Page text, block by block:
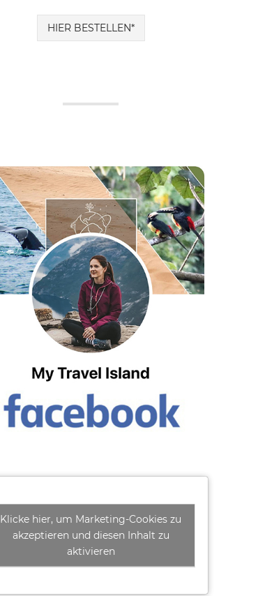
HIER BESTELLEN*
Klicke hier, um Marketing-Cookies zu
akzeptieren und diesen Inhalt zu
aktivieren